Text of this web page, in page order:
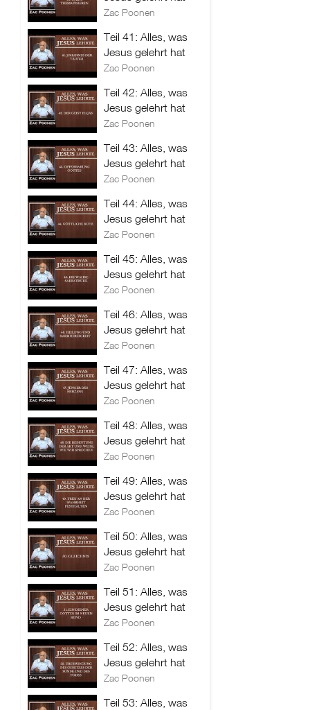
Zac Poonen
Teil 41: Alles, was
Jesus gelehrt hat
Zac Poonen
Teil 42: Alles, was
Jesus gelehrt hat
Zac Poonen
Teil 43: Alles, was
Jesus gelehrt hat
Zac Poonen
Teil 44: Alles, was
Jesus gelehrt hat
Zac Poonen
Teil 45: Alles, was
Jesus gelehrt hat
Zac Poonen
Teil 46: Alles, was
Jesus gelehrt hat
Zac Poonen
Teil 47: Alles, was
Jesus gelehrt hat
Zac Poonen
Teil 48: Alles, was
Jesus gelehrt hat
Zac Poonen
Teil 49: Alles, was
Jesus gelehrt hat
Zac Poonen
Teil 50: Alles, was
Jesus gelehrt hat
Zac Poonen
Teil 51: Alles, was
Jesus gelehrt hat
Zac Poonen
Teil 52: Alles, was
Jesus gelehrt hat
Zac Poonen
Teil 53: Alles, was